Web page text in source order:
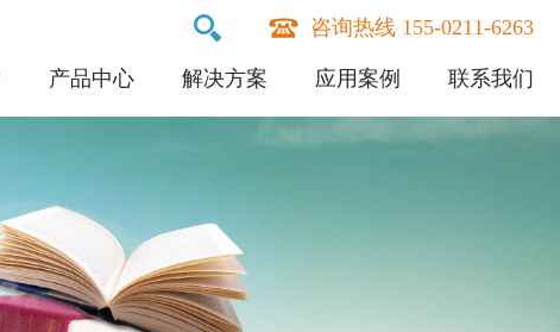
咨询热线 155-0211-6263
产品中心 解决方案 应用案例 联系我们